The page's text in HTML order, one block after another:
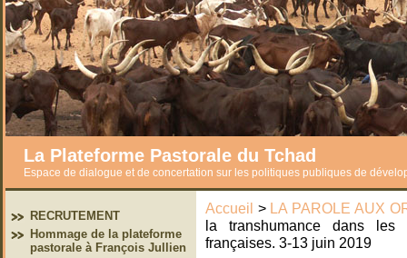
La Plateforme Pastorale du Tchad
Espace de dialogue et de concertation sur les politiques publiques de
RECRUTEMENT
Hommage de la plateforme
pastorale à François Jullien
Accueil > LA PAROLE AUX
la transhumance dans les
françaises. 3-13 juin 2019